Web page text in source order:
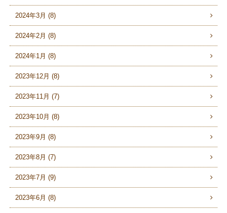
2024年3月 (8)
2024年2月 (8)
2024年1月 (8)
2023年12月 (8)
2023年11月 (7)
2023年10月 (8)
2023年9月 (8)
2023年8月 (7)
2023年7月 (9)
2023年6月 (8)